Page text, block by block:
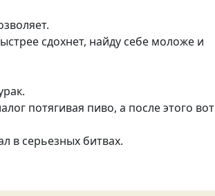
сдохнет, найду себе моложе и
потягивая пиво, а после этого вот
в серьезных битвах.